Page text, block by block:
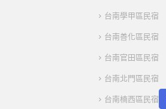
台南學甲區民宿
台南善化區民宿
台南官田區民宿
台南北門區民宿
台南楠西區民宿